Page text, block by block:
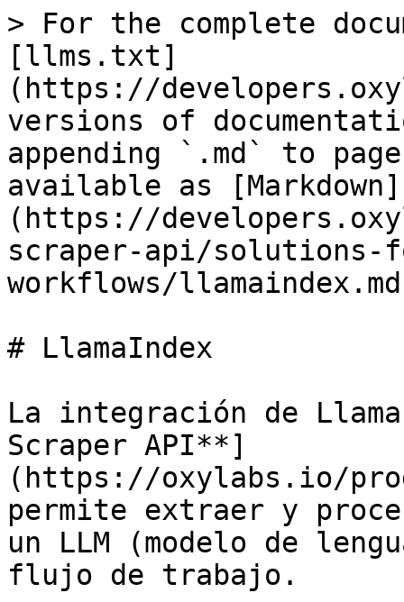
> For the complete
[llms.txt]
(https://
versions of
appending `.md` to
available as [Markdown]
(https://
scraper-api/
workflows/
# LlamaIndex
La integración de
Scraper API**]
(https://oxylabs.io/
permite extraer y
un LLM (modelo de
flujo de trabajo.